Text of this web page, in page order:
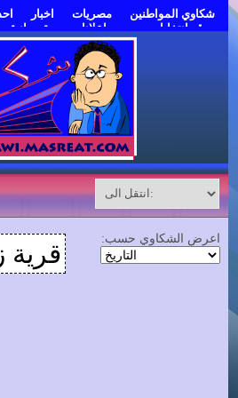
شكاوي المواطنين مصريات اخبار
موقع انتخابات مصر
اعلانات مبوبة مجانية
قرية
اعرض الشكاوي حسب: